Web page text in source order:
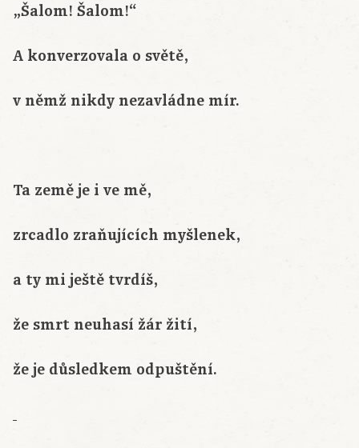
„Šalom! Šalom!“
A konverzovala o světě,
v němž nikdy nezavládne mír.
Ta země je i ve mě,
zrcadlo zraňujících myšlenek,
a ty mi ještě tvrdíš,
že smrt neuhasí žár žití,
že je důsledkem odpuštění.